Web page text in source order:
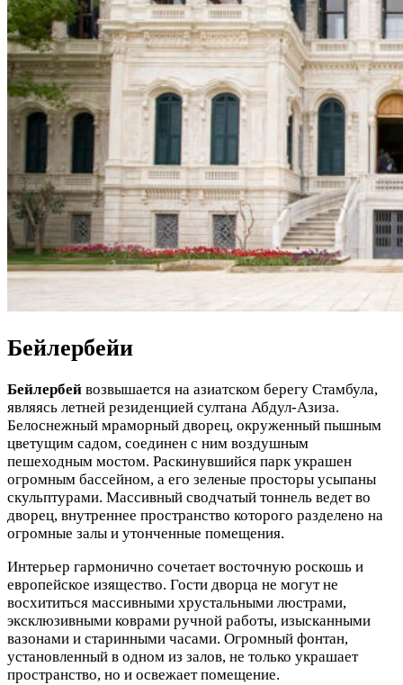
Бейлербейи
Бейлербей возвышается на азиатском берегу Стамбула,
являясь летней резиденцией султана Абдул-Азиза.
Белоснежный мраморный дворец, окруженный пышным
цветущим садом, соединен с ним воздушным
пешеходным мостом. Раскинувшийся парк украшен
огромным бассейном, а его зеленые просторы усыпаны
скульптурами. Массивный сводчатый тоннель ведет во
дворец, внутреннее пространство которого разделено на
огромные залы и утонченные помещения.
Интерьер гармонично сочетает восточную роскошь и
европейское изящество. Гости дворца не могут не
восхититься массивными хрустальными люстрами,
эксклюзивными коврами ручной работы, изысканными
вазонами и старинными часами. Огромный фонтан,
установленный в одном из залов, не только украшает
пространство, но и освежает помещение.